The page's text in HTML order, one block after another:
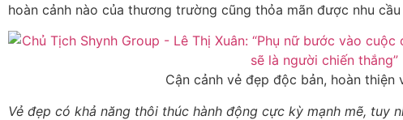
hoàn cảnh nào của thương trường cũng thỏa mãn được nhu
Cận cảnh vẻ đẹp độc bản, hoàn thiện
Vẻ đẹp có khả năng thôi thúc hành động cực kỳ mạnh mẽ, tuy